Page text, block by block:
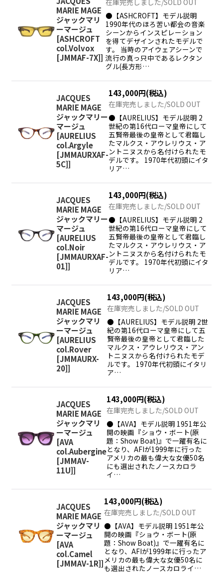
MARIE MAGE
ジャックマリ
ーマージュ
[ASHCROFT
col.Volvox
[JMMAF-7X]]
●【ASHCROFT】モデル説明
1990年代のほろ苦い都会の音楽
シーンからインスピレーション
を得てデザインされたモデルで
す。 当時のアイウェアシーンで
流行の真っ只中であるレクタン
グル(長方形…
JACQUES
MARIE MAGE
ジャックマリー
マージュ
[AURELIUS
col.Argyle
[JMMAURXAF-
5C]]
143,000円(税込)
在庫完売しました/SOLD OUT
●【AURELIUS】モデル説明 2
世紀の第16代ローマ皇帝にして
五賢帝最後の皇帝として君臨し
たマルクス・アウレリウス・ア
ントニヌスから名付けられたモ
デルです。 1970年代初頭にイタ
リア…
JACQUES
MARIE MAGE
ジャックマリー
マージュ
[AURELIUS
col.Noir
[JMMAURXAF-
01]]
143,000円(税込)
在庫完売しました/SOLD OUT
●【AURELIUS】モデル説明 2
世紀の第16代ローマ皇帝にして
五賢帝最後の皇帝として君臨し
たマルクス・アウレリウス・ア
ントニヌスから名付けられたモ
デルです。 1970年代初頭にイタ
リア…
JACQUES
MARIE MAGE
ジャックマリ
ーマージュ
[AURELIUS
col.Rover
[JMMAURX-
20]]
143,000円(税込)
在庫完売しました/SOLD OUT
●【AURELIUS】モデル説明 2世
紀の第16代ローマ皇帝にして五
賢帝最後の皇帝として君臨した
マルクス・アウレリウス・アン
トニヌスから名付けられたモデ
ルです。 1970年代初頭にイタリ
ア…
JACQUES
MARIE MAGE
ジャックマリ
ーマージュ
[AVA
col.Aubergine
[JMMAV-
11U]]
143,000円(税込)
在庫完売しました/SOLD OUT
●【AVA】モデル説明 1951年公
開の映画『ショウ・ボート(原
題：Show Boat)』で一躍有名に
となり、AFIが1999年に行った
アメリカの最も偉大な女優50名
にも選出されたノースカロラ
イ…
JACQUES
MARIE MAGE
ジャックマリ
ーマージュ
[AVA
col.Camel
[JMMAV-1R]]
143,000円(税込)
在庫完売しました/SOLD OUT
●【AVA】モデル説明 1951年公
開の映画『ショウ・ボート(原
題：Show Boat)』で一躍有名に
となり、AFIが1999年に行ったア
メリカの最も偉大な女優50名に
も選出されたノースカロライ…